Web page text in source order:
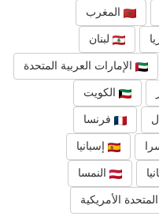
المغرب
لبنان
الإمارات العربية المتحدة
الكويت
فرنسا
إسبانيا
النمسا
المتحدة الأمريكية